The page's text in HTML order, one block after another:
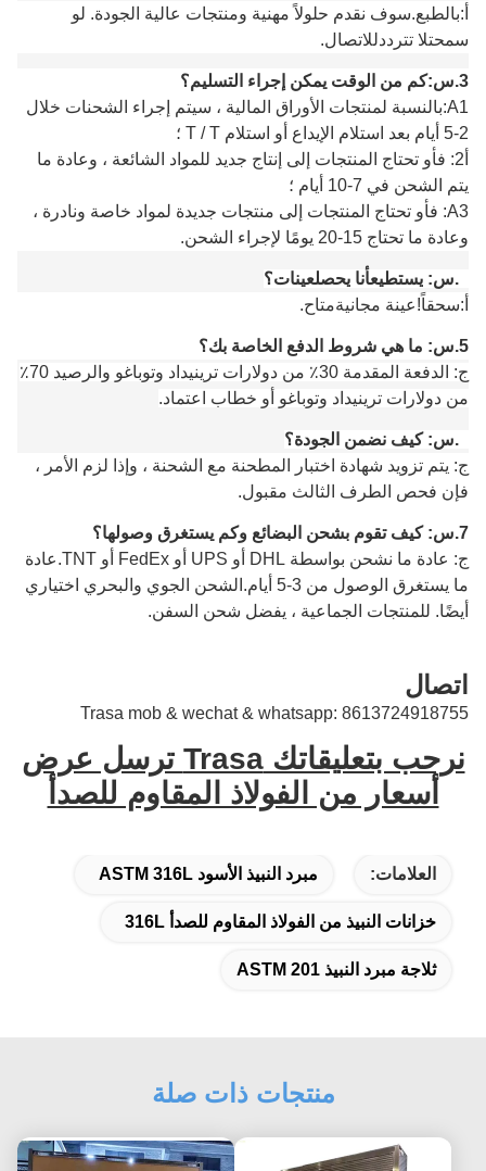
بالطبع.سوف نقدم حلولاً مهنية ومنتجات عالية الجودة. لو
سمحتلا تترددللاتصال
3. س:كم من الوقت يمكن إجراء التسليم؟
A1: بالنسبة لمنتجات الأوراق المالية ، سيتم إجراء الشحنات خلال
2-5 أيام بعد استلام الإيداع أو استلام T / T ؛
2: ف
أو تحتاج المنتجات إلى إنتاج جديد للمواد الشائعة ، وعادة ما
يتم الشحن في 7-10 أيام ؛
A3: ف
أو تحتاج المنتجات إلى منتجات جديدة لمواد خاصة ونادرة ،
وعادة ما تحتاج 15-20 يومًا لإجراء الشحن.
س: يستطيعأنا يحصلعينات؟
سحقاً!عينة مجانيةمتاح.
5. س: ما هي شروط الدفع الخاصة بك؟
ج: الدفعة المقدمة 30٪ من دولارات ترينيداد وتوباغو والرصيد 70٪
من دولارات ترينيداد وتوباغو أو خطاب اعتماد.
س: كيف نضمن الجودة؟
ج: يتم تزويد شهادة اختبار المطحنة مع الشحنة ، وإذا لزم الأمر ،
فإن فحص الطرف الثالث مقبول.
7. س: كيف تقوم بشحن البضائع وكم يستغرق وصولها؟
ج: عادة ما نشحن بواسطة DHL أو UPS أو FedEx أو TNT.عادة
ما يستغرق الوصول من 3-5 أيام.الشحن الجوي والبحري اختياري
أيضًا. للمنتجات الجماعية ، يفضل شحن السفن.
اتصال
Trasa mob & wechat & whatsapp: 8613724918755
نرحب بتعليقاتك Trasa ترسل عرض
أسعار من الفولاذ المقاوم للصدأ
العلامات: مبرد النبيذ الأسود ASTM 316L
خزانات النبيذ من الفولاذ المقاوم للصدأ 316L
ثلاجة مبرد النبيذ ASTM 201
منتجات ذات صلة